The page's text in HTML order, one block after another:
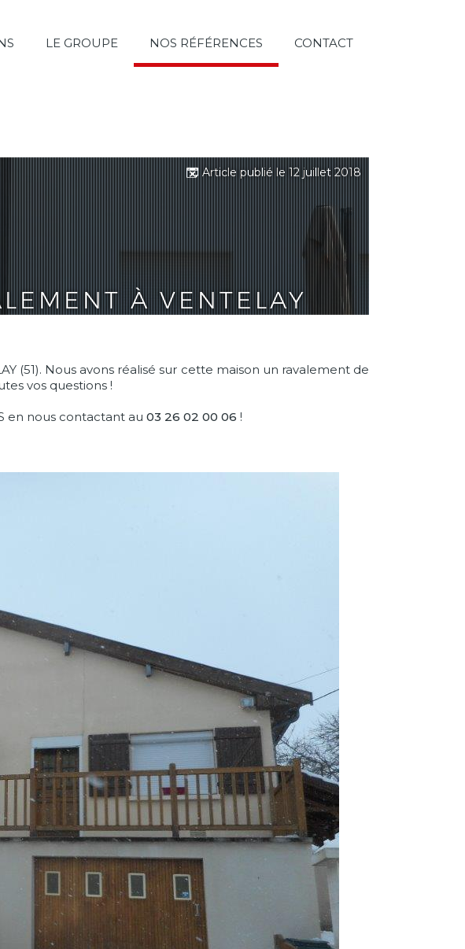
LE GROUPE NOS RÉFÉRENCES CONTACT
À VENTELAY
Article publié le 12 juillet 2018
(51). Nous avons réalisé sur cette maison un ravalement de
vos questions !
en nous contactant au 03 26 02 00 06 !